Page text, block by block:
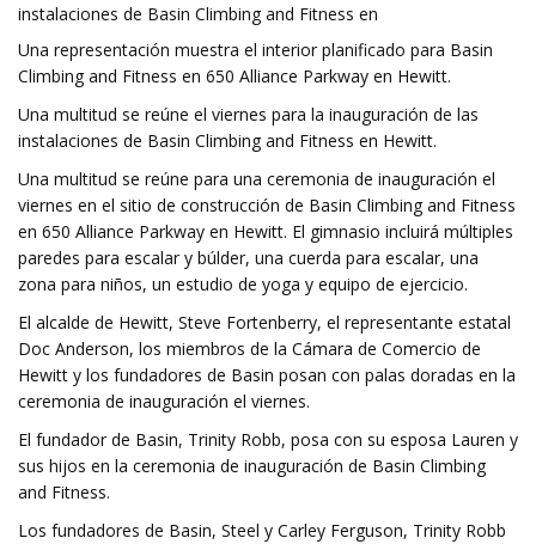
instalaciones de Basin Climbing and Fitness en
Una representación muestra el interior planificado para Basin
Climbing and Fitness en 650 Alliance Parkway en Hewitt.
Una multitud se reúne el viernes para la inauguración de las
instalaciones de Basin Climbing and Fitness en Hewitt.
Una multitud se reúne para una ceremonia de inauguración el
viernes en el sitio de construcción de Basin Climbing and Fitness
en 650 Alliance Parkway en Hewitt. El gimnasio incluirá múltiples
paredes para escalar y búlder, una cuerda para escalar, una
zona para niños, un estudio de yoga y equipo de ejercicio.
El alcalde de Hewitt, Steve Fortenberry, el representante estatal
Doc Anderson, los miembros de la Cámara de Comercio de
Hewitt y los fundadores de Basin posan con palas doradas en la
ceremonia de inauguración el viernes.
El fundador de Basin, Trinity Robb, posa con su esposa Lauren y
sus hijos en la ceremonia de inauguración de Basin Climbing
and Fitness.
Los fundadores de Basin, Steel y Carley Ferguson, Trinity Robb